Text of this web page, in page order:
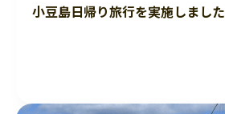
小豆島日帰り旅行を実施しました